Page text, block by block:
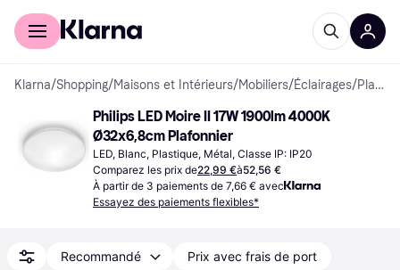
Acheter avec Klarna
Klarna/Shopping/Maisons et Intérieurs/Mobiliers/Éclairages/ Plafonniers
Philips LED Moire II 17W 1900lm 4000K
Ø32x6,8cm Plafonnier
LED, Blanc, Plastique, Métal, Classe IP: IP20
Comparez les prix de22,99 €à52,56 €
À partir de 3 paiements de 7,66 € avec
Essayez des paiements flexibles*
Recommandé Prix avec frais de port